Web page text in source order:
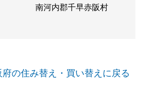
南河内郡千早赤阪村
府の住み替え・買い替えに戻る